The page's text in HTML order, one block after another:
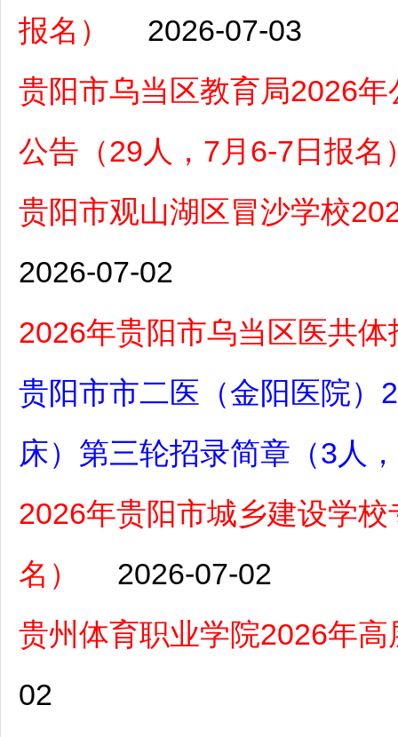
报名）
2026-07-03
贵阳市乌当区教育局2026
公告（29人，7月6-7日报名
贵阳市观山湖区冒沙学校
2026-07-02
2026年贵阳市乌当区医共体
贵阳市市二医（金阳医院）
床）第三轮招录简章（3人
2026年贵阳市城乡建设学
名）
2026-07-02
贵州体育职业学院2026年
02